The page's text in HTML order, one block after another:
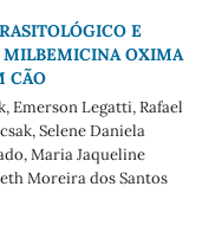
E
MILBEMICINA OXIMA
CÃO
Emerson Legatti, Rafael
Selene Daniela
Maria Jaqueline
Moreira dos Santos